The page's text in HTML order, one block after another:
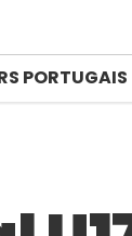
PORTUGAIS